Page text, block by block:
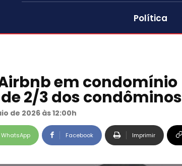
Política
em condomínio
2/3 dos condôminos
de 2026 às 12:00h
WhatsApp Facebook Imprimir